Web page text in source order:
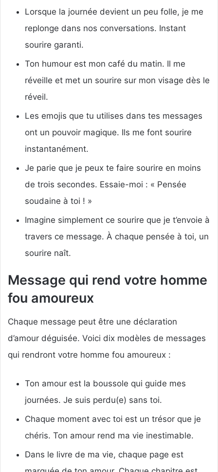
Lorsque la journée devient un peu folle, je me
replonge dans nos conversations. Instant
sourire garanti.
Ton humour est mon café du matin. Il me
réveille et met un sourire sur mon visage dès le
réveil.
Les emojis que tu utilises dans tes messages
ont un pouvoir magique. Ils me font sourire
instantanément.
Je parie que je peux te faire sourire en moins
de trois secondes. Essaie-moi : « Pensée
soudaine à toi ! »
Imagine simplement ce sourire que je t’envoie à
travers ce message. À chaque pensée à toi, un
sourire naît.
Message qui rend votre homme
fou amoureux
Chaque message peut être une déclaration
d’amour déguisée. Voici dix modèles de messages
qui rendront votre homme fou amoureux :
Ton amour est la boussole qui guide mes
journées. Je suis perdu(e) sans toi.
Chaque moment avec toi est un trésor que je
chéris. Ton amour rend ma vie inestimable.
Dans le livre de ma vie, chaque page est